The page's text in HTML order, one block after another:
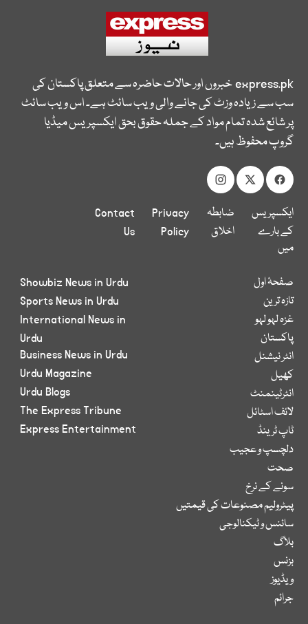
express.pkخبروں اور حالات حاضرہ سے متعلق پاکستان کی
سب سے زیادہ وزٹ کی جانے والی ویب سائٹ ہے۔ اس ویب سائٹ
پر شائع شدہ تمام مواد کے جملہ حقوق بحق ایکسپریس میڈیا
گروپ محفوظ ہیں۔
ایکسپریس
کے بارے
میں
ضابطہ
اخلاق
Privacy
Policy
Contact
Us
صفحۂ اول
تازہ ترین
غزہ لہو لہو
پاکستان
انٹر نیشنل
کھیل
انٹرٹینمنٹ
لائف اسٹائل
ٹاپ ٹرینڈ
دلچسپ و عجیب
صحت
سونے کے نرخ
پیٹرولیم مصنوعات کی قیمتیں
سائنس و ٹیکنالوجی
بلاگ
بزنس
ویڈیوز
جرائم
Showbiz News in Urdu
Sports News in Urdu
International News in
Urdu
Business News in Urdu
Urdu Magazine
Urdu Blogs
The Express Tribune
Express Entertainment